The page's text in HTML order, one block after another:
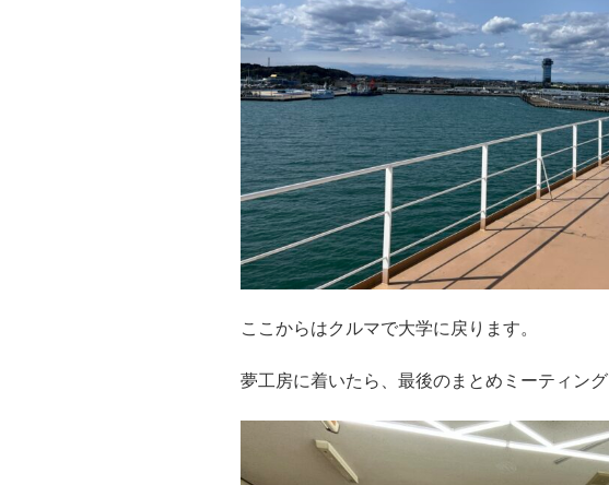
ここからはクルマで大学に戻ります。
夢工房に着いたら、最後のまとめミーティング